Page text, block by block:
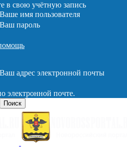
в свою учётную запись
Ваше имя пользователя
Ваш пароль
Ваш адрес электронной почты
электронной почте.